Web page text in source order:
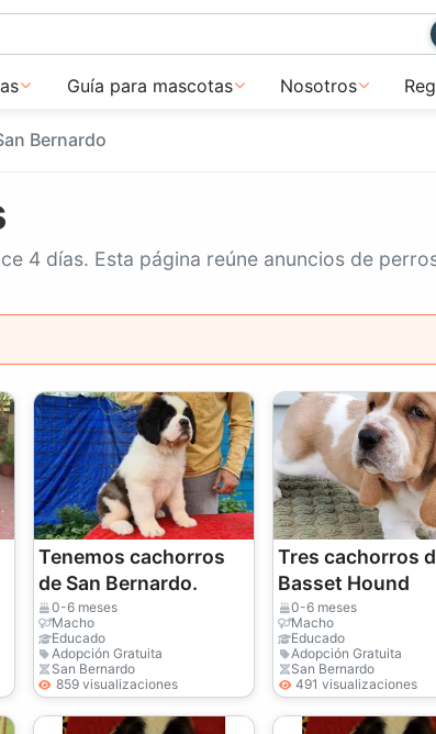
Guía para mascotas Nosotros
Bernardo
4 días. Esta página reúne anuncios de
Tenemos cachorros
de San Bernardo.
0-6 meses
Macho
Educado
Adopción Gratuita
San Bernardo
859 visualizaciones
Tres cachorros
Basset Hound
0-6 meses
Macho
Educado
Adopción Gratuita
San Bernardo
491 visualizaciones